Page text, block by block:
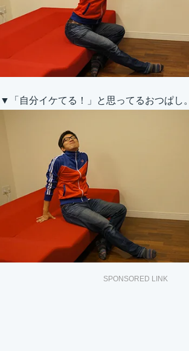
▼「自分イケてる！」と思ってるおつぱし。
SPONSORED LINK